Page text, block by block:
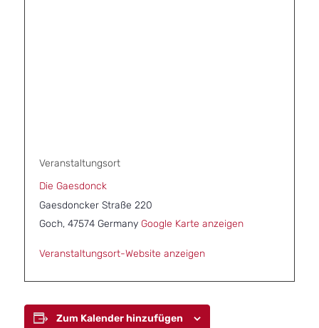
Veranstaltungsort
Die Gaesdonck
Gaesdoncker Straße 220
Goch, 47574 Germany Google Karte anzeigen
Veranstaltungsort-Website anzeigen
Zum Kalender hinzufügen